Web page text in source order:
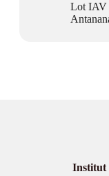
Lot IAV
Institut